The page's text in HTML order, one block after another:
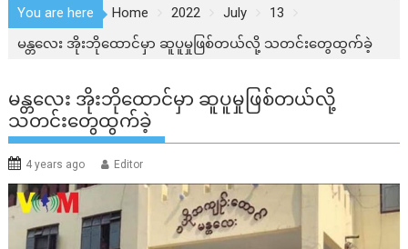
You are here Home 2022 July
13
မန္တလေး အိုးဘိုထောင်မှာ ဆူပူမှုဖြစ်တယ်လို့ သတင်းတွေထွက်ခဲ့
မန္တလေး အိုးဘိုထောင်မှာ ဆူပူမှုဖြစ်တယ်လို့
သတင်းတွေထွက်ခဲ့
4 years ago Editor